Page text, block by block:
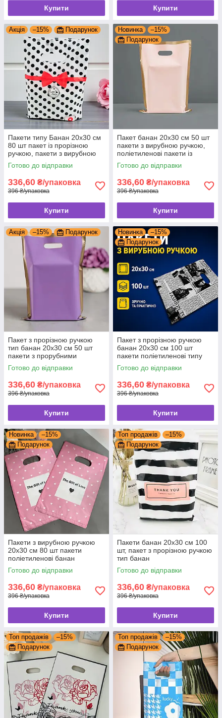
Купити Купити
Акція –15% Подарунок
Пакети типу Банан 20x30 см
80 шт пакет із прорізною
ручкою, пакети з вирубною
ручкою
Готово до відправки
336,60 ₴/упаковка
396 ₴/упаковка
Купити
Новинка
–15%
Подарунок
Пакет банан 20x30 см 50 шт
пакети з вирубною ручкою,
поліетиленові пакети із
прорубною ручкою з
логотипом
Готово до відправки
336,60 ₴/упаковка
396 ₴/упаковка
Купити
Акція –15% Подарунок
Пакет з прорізною ручкою
тип банан 20x30 см 50 шт
пакети з прорубними
ручками
Готово до відправки
336,60 ₴/упаковка
396 ₴/упаковка
Купити
Новинка
–15%
Подарунок
Пакет з прорізною ручкою
банан 20x30 см 100 шт
пакети поліетиленові типу
банан
Готово до відправки
336,60 ₴/упаковка
396 ₴/упаковка
Купити
Новинка
–15%
Подарунок
Пакети з вирубною ручкою
20x30 см 80 шт пакети
поліетиленові банан
Готово до відправки
336,60 ₴/упаковка
396 ₴/упаковка
Купити
Топ продажів
–15%
Подарунок
Пакети банан 20x30 см 100
шт, пакет з прорізною ручкою
тип банан
Готово до відправки
336,60 ₴/упаковка
396 ₴/упаковка
Купити
Топ продажів
–15%
Подарунок
Топ продажів
–15%
Подарунок